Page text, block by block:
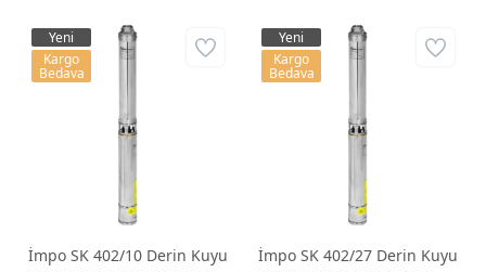
İmpo SK 402/10 Derin Kuyu
Yeni
Kargo
Bedava
İmpo SK 402/27 Derin Kuyu
Yeni
Kargo
Bedava